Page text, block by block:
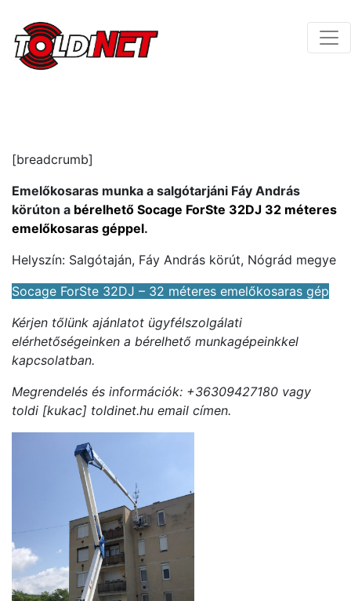
[breadcrumb]
Emelőkosaras munka a salgótarjáni Fáy András
körúton a bérelhető Socage ForSte 32DJ 32 méteres
emelőkosaras géppel.
Helyszín: Salgótaján, Fáy András körút, Nógrád megye
Socage ForSte 32DJ – 32 méteres emelőkosaras gép
Kérjen tőlünk ajánlatot ügyfélszolgálati
elérhetőségeinken a bérelhető munkagépeinkkel
kapcsolatban.
Megrendelés és információk: +36309427180 vagy
toldi [kukac] toldinet.hu email címen.